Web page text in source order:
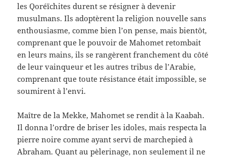
les Qoréïchites durent se résigner à devenir
musulmans. Ils adoptèrent la religion nouvelle sans
enthousiasme, comme bien l’on pense, mais bientôt,
comprenant que le pouvoir de Mahomet retombait
en leurs mains, ils se rangèrent franchement du côté
de leur vainqueur et les autres tribus de l’Arabie,
comprenant que toute résistance était impossible, se
soumirent à l’envi.
Maître de la Mekke, Mahomet se rendit à la Kaabah.
Il donna l’ordre de briser les idoles, mais respecta la
pierre noire comme ayant servi de marchepied à
Abraham. Quant au pèlerinage, non seulement il ne